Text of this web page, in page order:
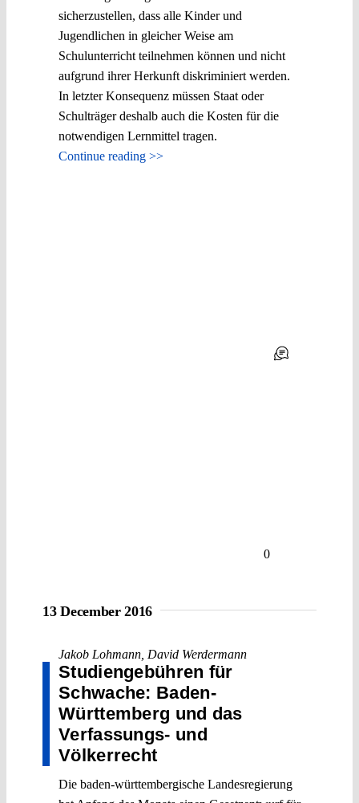
sicherzustellen, dass alle Kinder und
Jugendlichen in gleicher Weise am
Schulunterricht teilnehmen können und nicht
aufgrund ihrer Herkunft diskriminiert werden.
In letzter Konsequenz müssen Staat oder
Schulträger deshalb auch die Kosten für die
notwendigen Lernmittel tragen.
Continue reading >>
0
13 December 2016
Jakob Lohmann David Werdermann
Studiengebühren für
Schwache: Baden-
Württemberg und das
Verfassungs- und
Völkerrecht
Die baden-württembergische Landesregierung